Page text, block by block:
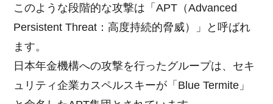
このような段階的な攻撃は「APT（Advanced
Persistent Threat：高度持続的脅威）」と呼ばれ
ます。
日本年金機構への攻撃を行ったグループは、セキ
ュリティ企業カスペルスキーが「Blue Termite」